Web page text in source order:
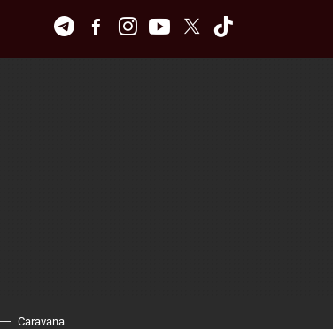
TelegramFacebookInstagramYoutubeTwitter
Caravana